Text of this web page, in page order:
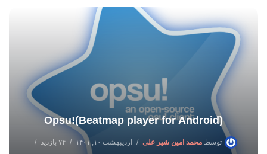
Opsu!(Beatmap player for Android)
توسطمحمد امین شیر علی اردیبهشت ۱۰, ۱۴۰۱
۷۴ بازدید